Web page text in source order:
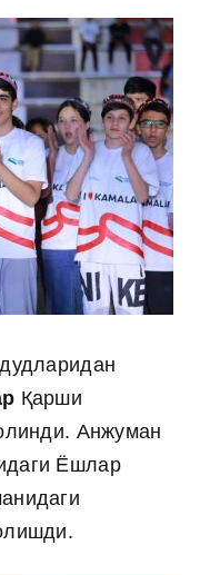
Қарши
Анжуман
Ёшлар